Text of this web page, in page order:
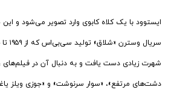
ایستوود با یک کلاه کابوی وارد تصویر می‌شود و
شهرت زیادی دست یافت و به دنبال آن در فیلم‌های
دشت‌های مرتفع»، «سوار سرنوشت» و «جوزی ویلز